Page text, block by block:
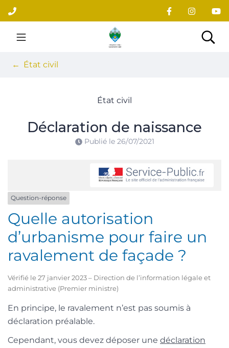
Aller
au
contenu
Site officiel du village
État civil
État civil
Déclaration de naissance
Publié le 26/07/2021
Question-réponse
Quelle autorisation
d’urbanisme pour faire un
ravalement de façade ?
Vérifié le 27 janvier 2023 – Direction de l’information légale et
administrative (Premier ministre)
En principe, le ravalement n’est pas soumis à
déclaration préalable.
Cependant, vous devez déposer une déclaration